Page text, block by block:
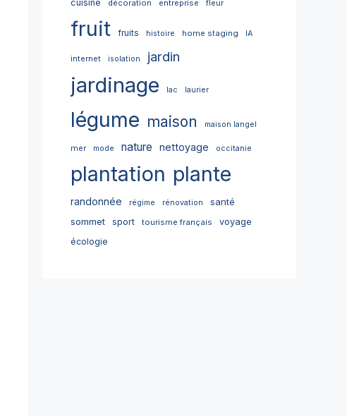
cuisine décoration entreprise fleur
fruit fruits histoire home staging IA
internet isolation jardin
jardinage lac laurier
légume maison maison langel
mer mode nature nettoyage occitanie
plantation plante
randonnée régime rénovation
santé
sommet
sport tourisme français
voyage
écologie